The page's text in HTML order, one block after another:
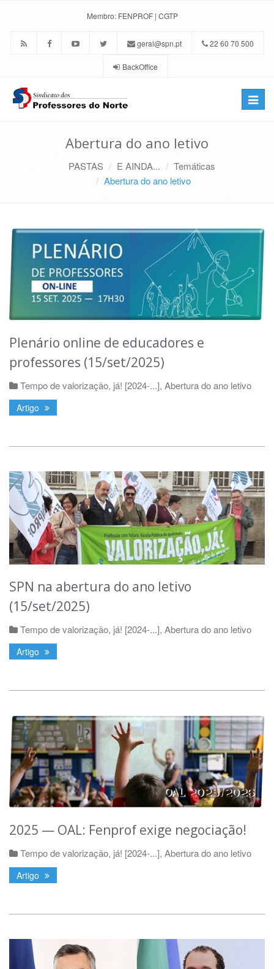
Membro: FENPROF | CGTP
geral@spn.pt 22 60 70 500
BackOffice
Toggle
Abertura do ano letivo
PASTAS E AINDA...
Temáticas
Abertura do ano letivo
Plenário online de educadores e
professores (15/set/2025)
Tempo de valorização, já! [2024-...], Abertura do ano letivo
Artigo
SPN na abertura do ano letivo
(15/set/2025)
Tempo de valorização, já! [2024-...], Abertura do ano letivo
Artigo
2025 — OAL: Fenprof exige negociação!
Tempo de valorização, já! [2024-...], Abertura do ano letivo
Artigo